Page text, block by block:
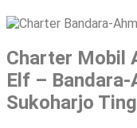
Charter Mobil
Elf –
Sukoharjo